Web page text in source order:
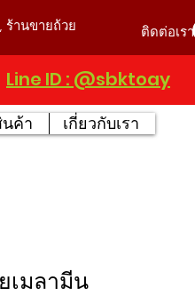
ร้านขายถ้วย
ติดต่อเรา
Line ID : @sbktoay
ค้า เกี่ยวกับเรา
เมลามีน